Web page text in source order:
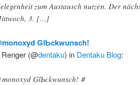
zum Austausch nutzen. Der
3. […]
GlЬckwunsch!
(@dentaku) in Dentaku Blog:
GlЬckwunsch! #